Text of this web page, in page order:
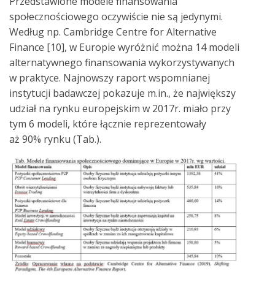
społecznościowego oczywiście nie są jedynymi.
Według np. Cambridge Centre for Alternative
Finance [10], w Europie wyróżnić można 14 modeli
alternatywnego finansowania wykorzystywanych
w praktyce. Najnowszy raport wspomnianej
instytucji badawczej pokazuje m.in., że największy
udział na rynku europejskim w 2017r. miało przy
tym 6 modeli, które łącznie reprezentowały
aż 90% rynku (Tab.).